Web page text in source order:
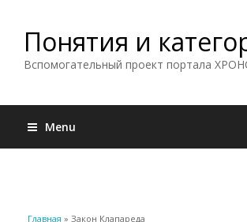
Понятия и
Вспомогательный проект портала
Menu
Главная » Закон Клапареда